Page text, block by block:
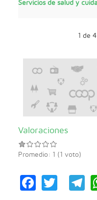
Servicios de salud y
1 de 4
Valoraciones
Promedio: 1 ( 1 voto)